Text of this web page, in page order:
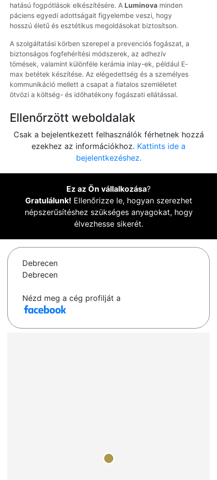
hatású fogpótlások elkészítésére. A Luminova minden
páciens egyedi adottságait figyelembe veszi, hogy
hosszú életű és esztétikus megoldásokat biztosítson.
A szolgáltatási körben szerepel a prevenciós fogászat, a
biztonságos fogfehérítési módszerek, az adhezív
tömések, valamint különféle kerámia inlay-ek, például E-
max betétek készítése. Az elégedettség és a személyes
kommunikáció mellett a csapat a fiatalos szemléletet
ötvözi a költség- és időhatékony fogászati ellátással.
Ellenőrzött weboldalak
Csak a bejelentkezett felhasználók férhetnek hozzá
ezekhez az információkhoz. Kattints ide a
bejelentkezéshez.
Ez az Ön vállalkozása?
Gratulálunk! Ellenőrizze le, hogyan szerezhet
népszerűsítéshez szükséges anyagokat, hogy
élvezhesse sikerét.
Debrecen
Debrecen
Nézd meg a cég profilját a